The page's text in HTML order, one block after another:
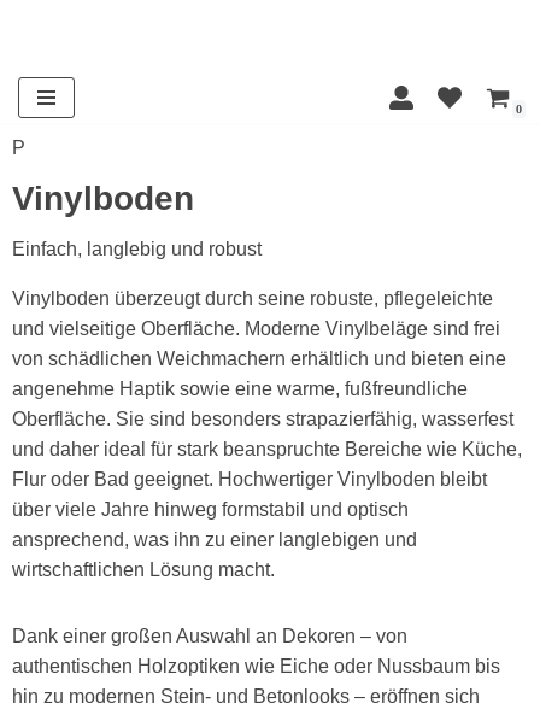
Inhalt
0
P
Vinylboden
Einfach, langlebig und robust
Vinylboden überzeugt durch seine robuste, pflegeleichte
und vielseitige Oberfläche. Moderne Vinylbeläge sind frei
von schädlichen Weichmachern erhältlich und bieten eine
angenehme Haptik sowie eine warme, fußfreundliche
Oberfläche. Sie sind besonders strapazierfähig, wasserfest
und daher ideal für stark beanspruchte Bereiche wie Küche,
Flur oder Bad geeignet. Hochwertiger Vinylboden bleibt
über viele Jahre hinweg formstabil und optisch
ansprechend, was ihn zu einer langlebigen und
wirtschaftlichen Lösung macht.
Dank einer großen Auswahl an Dekoren – von
authentischen Holzoptiken wie Eiche oder Nussbaum bis
hin zu modernen Stein- und Betonlooks – eröffnen sich